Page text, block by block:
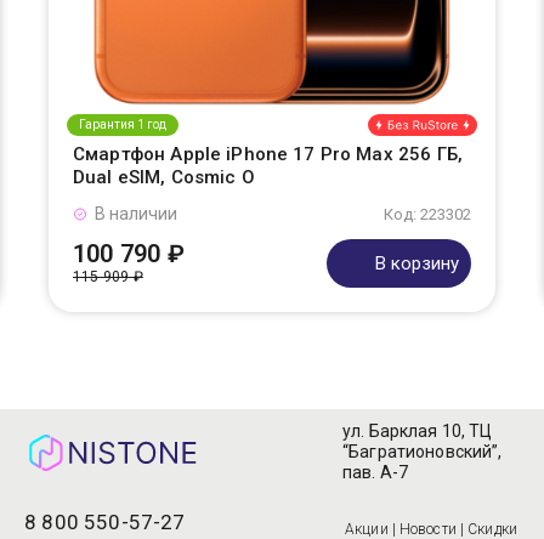
Гарантия 1 год
Смартфон Apple iPhone 17 Pro Max 256 ГБ,
Dual eSIM, Cosmic O
Код: 223302
В наличии
100 790 ₽
115 909 ₽
В корзину
8 800 550-57-27
ул. Барклая 10, ТЦ
“Багратионовский”,
пав. А-7
Акции | Новости | Скидки